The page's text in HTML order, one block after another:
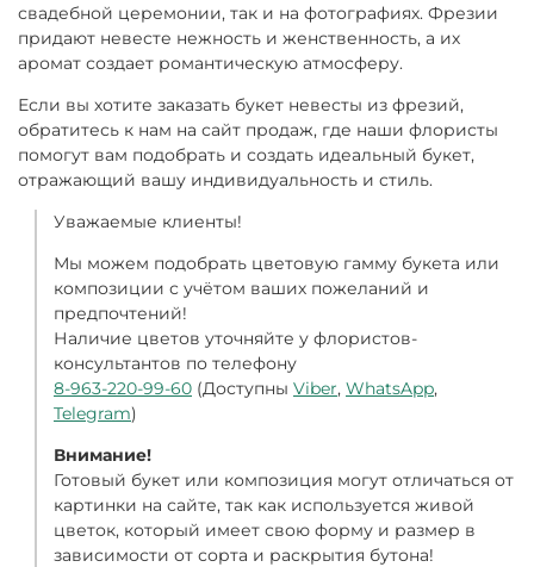
свадебной церемонии, так и на фотографиях. Фрезии
придают невесте нежность и женственность, а их
аромат создает романтическую атмосферу.
Если вы хотите заказать букет невесты из фрезий,
обратитесь к нам на сайт продаж, где наши флористы
помогут вам подобрать и создать идеальный букет,
отражающий вашу индивидуальность и стиль.
Уважаемые клиенты!
Мы можем подобрать цветовую гамму букета или
композиции с учётом ваших пожеланий и
предпочтений!
Наличие цветов уточняйте у флористов-
консультантов по телефону
8-963-220-99-60 (Доступны Viber, WhatsApp,
Telegram)
Внимание!
Готовый букет или композиция могут отличаться от
картинки на сайте, так как используется живой
цветок, который имеет свою форму и размер в
зависимости от сорта и раскрытия бутона!